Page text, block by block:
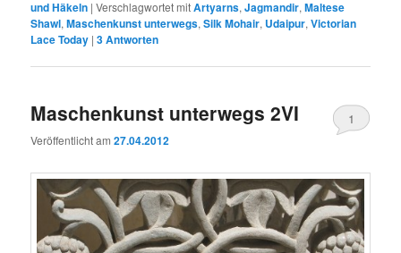
und Häkeln |Verschlagwortet mitArtyarns,Jagmandir,Maltese
Shawl,Maschenkunst unterwegs,Silk Mohair, Udaipur,Victorian
Lace Today |3Antworten
Maschenkunst unterwegs 2VI
Veröffentlicht am27.04.2012
1